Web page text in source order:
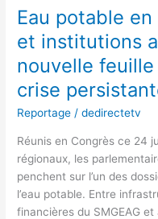
Eau potable
et institutions
nouvelle
crise
Reportage /dedirectetv
Réunis en Congrès ce 24
régionaux, les
penchent sur l’un des
l’eau potable. Entre
financières du SMGEAG
une
nouvelle
feuille
de
face
à
persistante